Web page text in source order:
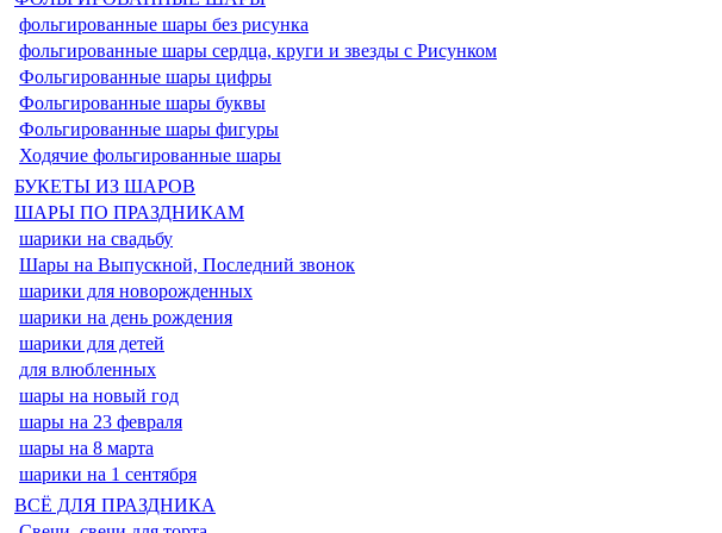
фольгированные шары без рисунка
фольгированные шары сердца, круги и звезды с Рисунком
Фольгированные шары цифры
Фольгированные шары буквы
Фольгированные шары фигуры
Ходячие фольгированные шары
БУКЕТЫ ИЗ ШАРОВ
ШАРЫ ПО ПРАЗДНИКАМ
шарики на свадьбу
Шары на Выпускной, Последний звонок
шарики для новорожденных
шарики на день рождения
шарики для детей
для влюбленных
шары на новый год
шары на 23 февраля
шары на 8 марта
шарики на 1 сентября
ВСЁ ДЛЯ ПРАЗДНИКА